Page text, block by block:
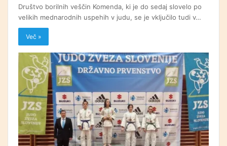
Društvo borilnih veščin Komenda, ki je do sedaj slovelo po
velikih mednarodnih uspehih v judu, se je vključilo tudi v…
Več »